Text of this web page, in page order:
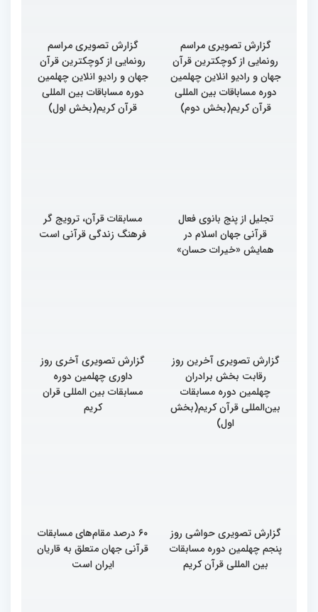
گزارش تصویری مراسم
رونمایی از کوچکترین قرآن
جهان و رادیو انلاین چهلمین
دوره مساباقات بین المللی
قرآن کریم(بخش دوم)
گزارش تصویری مراسم
رونمایی از کوچکترین قرآن
جهان و رادیو انلاین چهلمین
دوره مساباقات بین المللی
قرآن کریم(بخش اول)
تجلیل از پنج بانوی فعال
قرآنی جهان اسلام در
همایش «خیرات حسان»
مسابقات قرآن، ترویج گر
فرهنگ زندگی قرآنی است
گزارش تصویری آخرین روز
رقابت بخش برادران
چهلمین دوره مسابقات
بین‌المللی قرآن کریم(بخش
اول)
گزارش تصویری آخری روز
داوری چهلمین دوره
مسابقات بین المللی قران
کریم
گزارش تصویری حواشی روز
پنجم چهلمین دوره مسابقات
بین المللی قرآن کریم
۶۰ درصد مقام‌های مسابقات
قرآنی جهان متعلق به قاریان
ایران است